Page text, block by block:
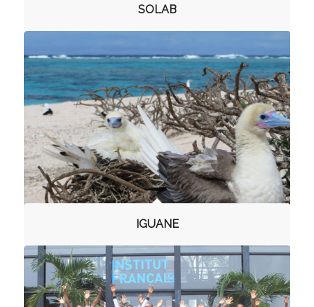
SOLAB
IGUANE